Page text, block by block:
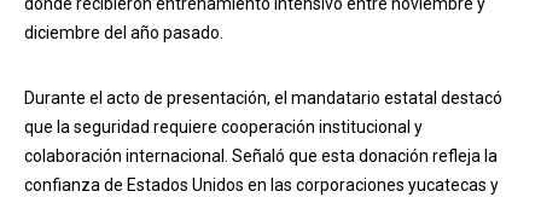
diciembre del año pasado.
Durante el acto de presentación, el mandatario estatal destacó
que la seguridad requiere cooperación institucional y
colaboración internacional. Señaló que esta donación refleja la
confianza de Estados Unidos en las corporaciones yucatecas y